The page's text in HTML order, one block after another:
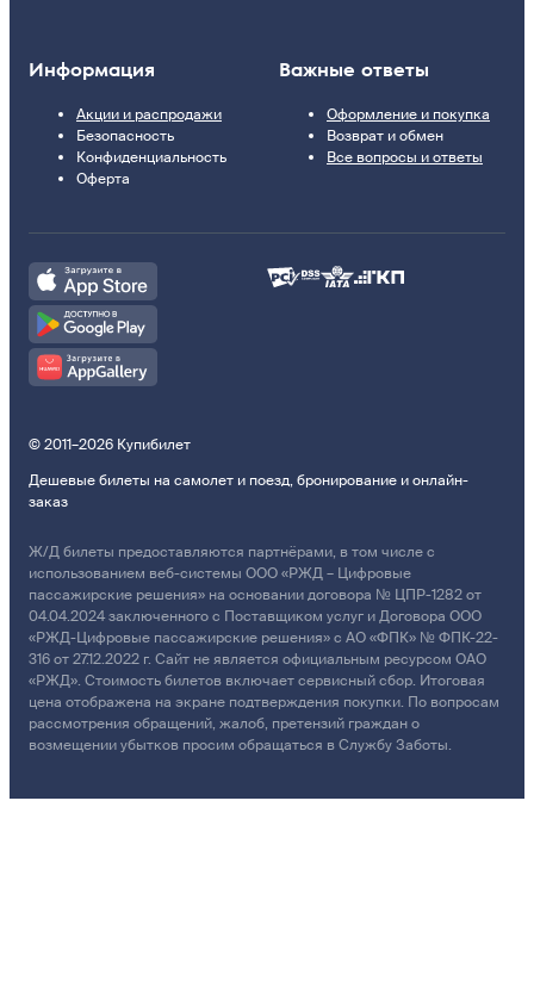
Информация
Акции и распродажи
Безопасность
Конфиденциальность
Оферта
Важные ответы
Оформление и покупка
Возврат и обмен
Все вопросы и ответы
© 2011–2026 Купибилет
Дешевые билеты на самолет и поезд, бронирование и онлайн-
заказ
Ж/Д билеты предоставляются партнёрами, в том числе с
использованием веб-системы ООО «РЖД – Цифровые
пассажирские решения» на основании договора № ЦПР-1282 от
04.04.2024 заключенного с Поставщиком услуг и Договора ООО
«РЖД-Цифровые пассажирские решения» с АО «ФПК» № ФПК-22-
316 от 27.12.2022 г. Сайт не является официальным ресурсом ОАО
«РЖД». Стоимость билетов включает сервисный сбор. Итоговая
цена отображена на экране подтверждения покупки. По вопросам
рассмотрения обращений, жалоб, претензий граждан о
возмещении убытков просим обращаться в Службу Заботы.